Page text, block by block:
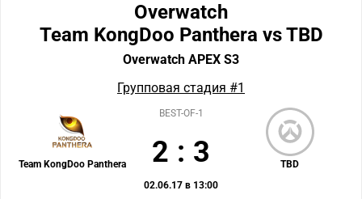
Overwatch
Team KongDoo Panthera vs TBD
Overwatch APEX S3
Групповая стадия #1
Team KongDoo Panthera TBD
BEST-OF-1
2 : 3
02.06.17 в 13:00